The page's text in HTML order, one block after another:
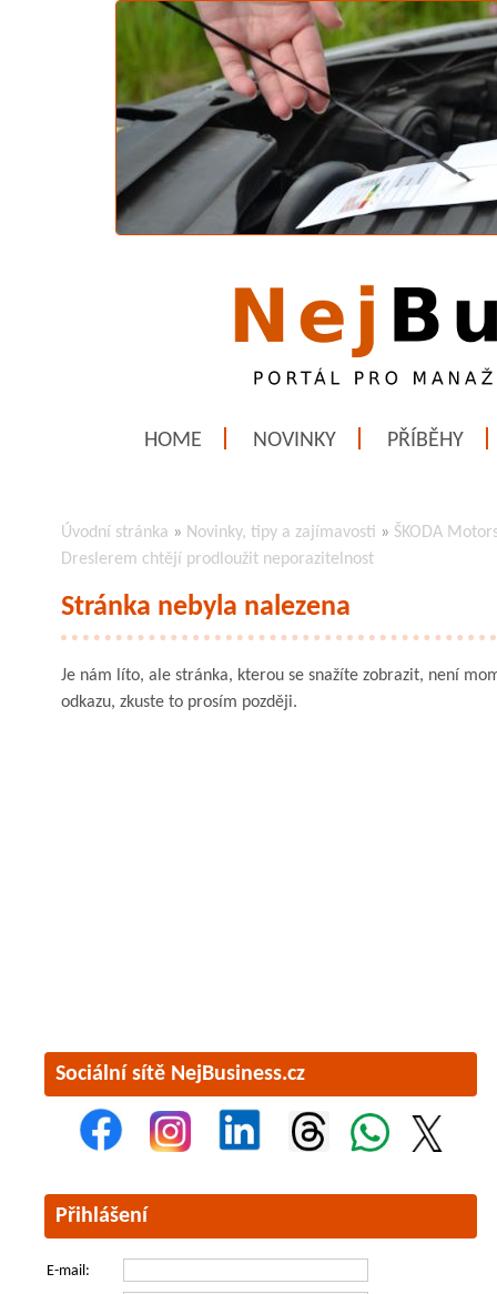
HOME NOVINKY PŘÍBĚHY
Úvodní stránka » Novinky, tipy a zajímavosti » ŠKODA
Dreslerem chtějí prodloužit neporazitelnost
Stránka nebyla nalezena
Je nám líto, ale stránka, kterou se snažíte zobrazit, není
odkazu, zkuste to prosím později.
Sociální sítě NejBusiness.cz
Přihlášení
E-mail: